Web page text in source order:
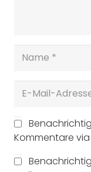
Kommentare via